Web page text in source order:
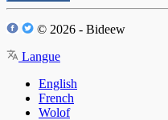
© 2026 - Bideew
Langue
English
French
Wolof